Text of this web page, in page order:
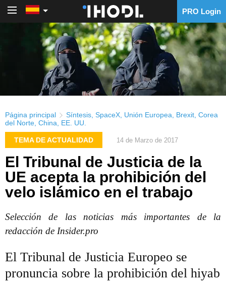
PRO Login
Página principal Síntesis SpaceX Unión Europea Brexit Corea
del Norte China EE. UU.
TEMA DE ACTUALIDAD 14 de Marzo de 2017
El Tribunal de Justicia de la
UE acepta la prohibición del
velo islámico en el trabajo
Selección de las noticias más importantes de la
redacción de Insider.pro
El Tribunal de Justicia Europeo se
pronuncia sobre la prohibición del hiyab